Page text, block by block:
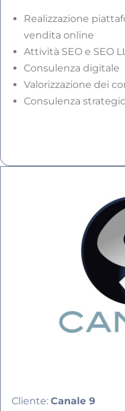
Realizzazione
vendita online
Attività SEO e SEO
Consulenza digitale
Valorizzazione dei
Consulenza
Cliente: Canale 9